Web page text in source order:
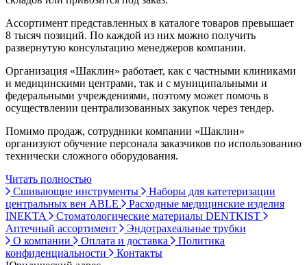
Ассортимент представленных в каталоге товаров превышает
8 тысяч позиций. По каждой из них можно получить
развернутую консультацию менеджеров компании.
Организация «Шаклин» работает, как с частными клиниками
и медицинскими центрами, так и с муниципальными и
федеральными учреждениями, поэтому может помочь в
осуществлении централизованных закупок через тендер.
Помимо продаж, сотрудники компании «Шаклин»
организуют обучение персонала заказчиков по использованию
технически сложного оборудования.
Читать полностью
Сшивающие инструменты
Наборы для катетеризации
центральных вен ABLE
Расходные медицинские изделия
INEKTA
Стоматологические материалы DENTKIST
Аптечный ассортимент
Эндотрахеальные трубки
О компании
Оплата и доставка
Политика
конфиденциальности
Контакты